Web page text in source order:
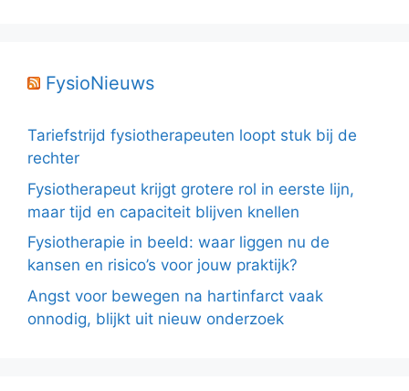
FysioNieuws
Tariefstrijd fysiotherapeuten loopt stuk bij de
rechter
Fysiotherapeut krijgt grotere rol in eerste lijn,
maar tijd en capaciteit blijven knellen
Fysiotherapie in beeld: waar liggen nu de
kansen en risico’s voor jouw praktijk?
Angst voor bewegen na hartinfarct vaak
onnodig, blijkt uit nieuw onderzoek